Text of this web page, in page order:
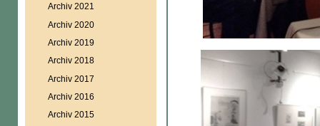
Archiv 2021
Archiv 2020
Archiv 2019
Archiv 2018
Archiv 2017
Archiv 2016
Archiv 2015